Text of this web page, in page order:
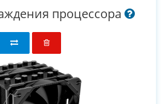
процессора